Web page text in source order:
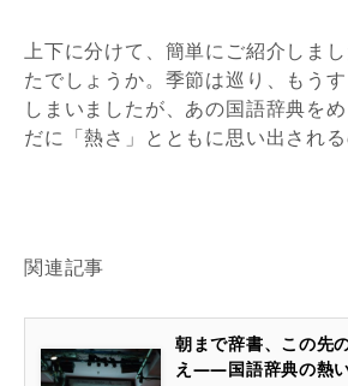
上下に分けて、簡単にご紹介しま
たでしょうか。季節は巡り、もう
しまいましたが、あの国語辞典を
だに「熱さ」とともに思い出される
関連記事
朝まで辞書、この先
え――国語辞典の熱